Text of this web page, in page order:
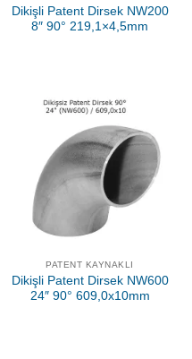
Dikişli Patent Dirsek NW200
8″ 90° 219,1×4,5mm
PATENT KAYNAKLI
Dikişli Patent Dirsek NW600
24″ 90° 609,0x10mm